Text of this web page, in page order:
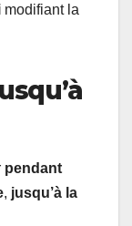
modifiant la
pendant
, jusqu’à la